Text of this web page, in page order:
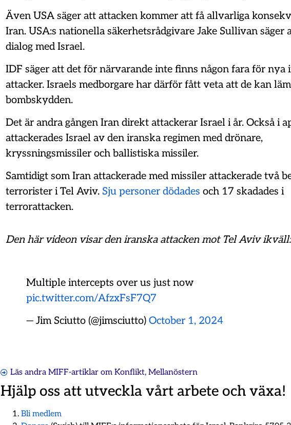
Även USA säger att attacken kommer att få allvarliga
Iran. USA:s nationella säkerhetsrådgivare Jake Sullivan säger
dialog med Israel.
IDF säger att det för närvarande inte finns någon fara för nya
attacker. Israels medborgare har därför fått veta att de kan
bombskydden.
Det är andra gången Iran direkt attackerar Israel i år. Också i
attackerades Israel av den iranska regimen med drönare,
kryssningsmissiler och ballistiska missiler.
Samtidigt som Iran attackerade med missiler attackerade två
terrorister i Tel Aviv. Sju personer dödades och 17 skadades i
terrorattacken.
Den här videon visar den iranska attacken mot Tel Aviv ikväll:
Multiple intercepts over us just now
pic.twitter.com/AfzxFsF7Q7
— Jim Sciutto (@jimsciutto) October 1, 2024
Läs andra MIFF-artiklar om Konflikt, Mellanöstern
Hjälp oss att utveckla vårt arbete och växa!
Bli medlem